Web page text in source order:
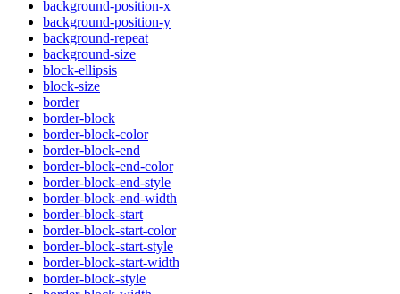
background-position-x
background-position-y
background-repeat
background-size
block-ellipsis
block-size
border
border-block
border-block-color
border-block-end
border-block-end-color
border-block-end-style
border-block-end-width
border-block-start
border-block-start-color
border-block-start-style
border-block-start-width
border-block-style